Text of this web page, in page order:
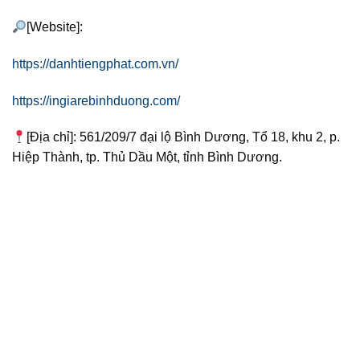
[Website]:
https://danhtiengphat.com.vn/
https://ingiarebinhduong.com/
[Địa chỉ]: 561/209/7 đại lộ Bình Dương, Tổ 18, khu 2, p.
Hiệp Thành, tp. Thủ Dầu Một, tỉnh Bình Dương.